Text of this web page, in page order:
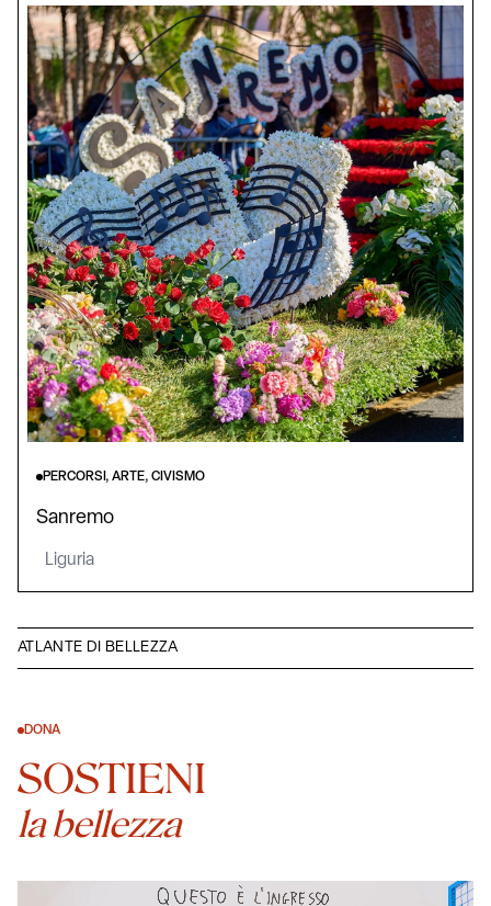
ATLANTE DI BELLEZZA
PERCORSI, ARTE, CIVISMO
Sanremo
Liguria
DONA
SOSTIENI
la bellezza